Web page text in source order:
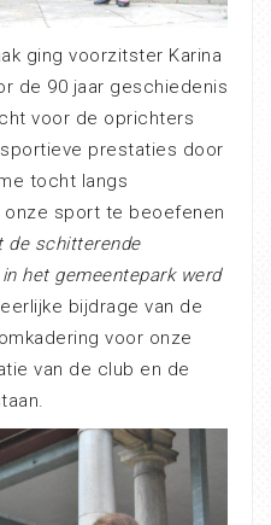
ging voorzitster Karina
de 90 jaar geschiedenis
voor de oprichters
prestaties door
tocht langs
sport te beoefenen
de schitterende
het gemeentepark werd
bijdrage van de
voor onze
van de club en de